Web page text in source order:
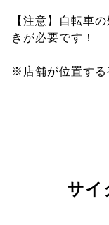
【注意】自転車
きが必要です！
※店舗が位置する
サイ